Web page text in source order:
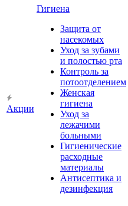
Акции
Гигиена
Защита от
насекомых
Уход за зубами
и полостью рта
Контроль за
потоотделением
Женская
гигиена
Уход за
лежачими
больными
Гигиенические
расходные
материалы
Антисептика и
дезинфекция